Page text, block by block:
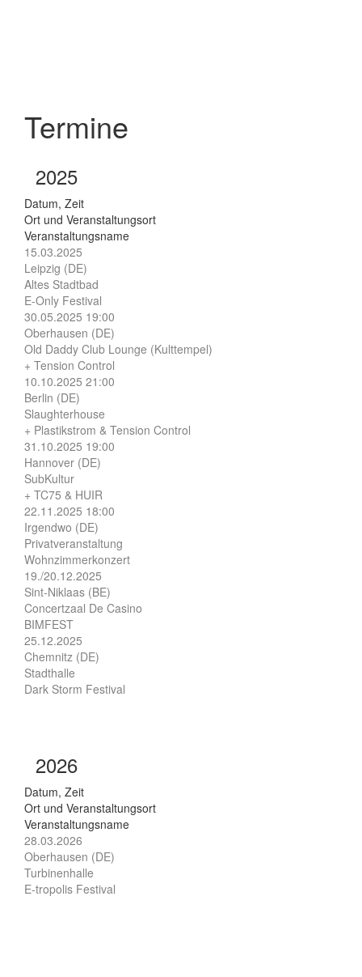
Termine
2025
Datum, Zeit
Ort und Veranstaltungsort
Veranstaltungsname
15.03.2025
Leipzig (DE)
Altes Stadtbad
E-Only Festival
30.05.2025 19:00
Oberhausen (DE)
Old Daddy Club Lounge (Kulttempel)
+ Tension Control
10.10.2025 21:00
Berlin (DE)
Slaughterhouse
+ Plastikstrom & Tension Control
31.10.2025 19:00
Hannover (DE)
SubKultur
+ TC75 & HUIR
22.11.2025 18:00
Irgendwo (DE)
Privatveranstaltung
Wohnzimmerkonzert
19./20.12.2025
Sint-Niklaas (BE)
Concertzaal De Casino
BIMFEST
25.12.2025
Chemnitz (DE)
Stadthalle
Dark Storm Festival
2026
Datum, Zeit
Ort und Veranstaltungsort
Veranstaltungsname
28.03.2026
Oberhausen (DE)
Turbinenhalle
E-tropolis Festival